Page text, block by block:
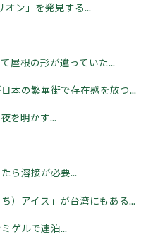
オン」を発見する...
屋根の形が違っていた...
本の繁華街で存在感を放つ...
を明かす...
ら溶接が必要...
）アイス」が台湾にもある...
ゲルで連泊...